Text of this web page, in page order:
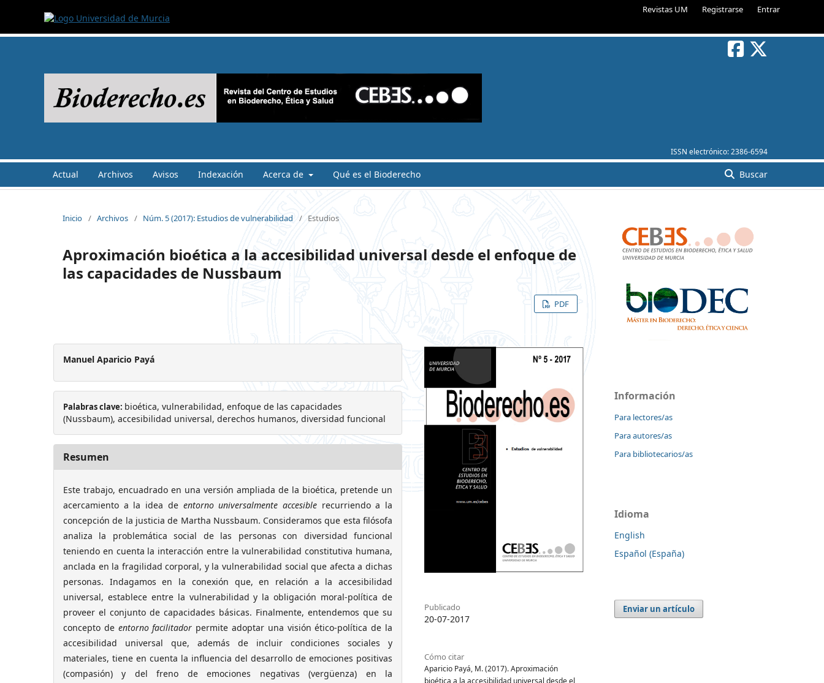
Revistas UM Registrarse Entrar
ISSN electrónico: 2386-6594
Actual Archivos Avisos Indexación Acerca de Qué es el Bioderecho Buscar
Inicio / Archivos / Núm. 5 (2017): Estudios de vulnerabilidad / Estudios
Aproximación bioética a la accesibilidad universal desde el enfoque de
las capacidades de Nussbaum
PDF
Manuel Aparicio Payá
Palabras clave: bioética, vulnerabilidad, enfoque de las capacidades
(Nussbaum), accesibilidad universal, derechos humanos, diversidad funcional
Resumen
Este trabajo, encuadrado en una versión ampliada de la bioética, pretende un
acercamiento a la idea de entorno universalmente accesiblerecurriendo a la
concepción de la justicia de Martha Nussbaum. Consideramos que esta filósofa
analiza la problemática social de las personas con diversidad funcional
teniendo en cuenta la interacción entre la vulnerabilidad constitutiva humana,
anclada en la fragilidad corporal, y la vulnerabilidad social que afecta a dichas
personas. Indagamos en la conexión que, en relación a la accesibilidad
universal, establece entre la vulnerabilidad y la obligación moral-política de
proveer el conjunto de capacidades básicas. Finalmente, entendemos que su
concepto de entorno facilitador permite adoptar una visión ético-política de la
accesibilidad universal que, además de incluir condiciones sociales y
materiales, tiene en cuenta la influencia del desarrollo de emociones positivas
(compasión) y del freno de emociones negativas (vergüenza) en la
Publicado
20-07-2017
Cómo citar
Aparicio Payá, M. (2017). Aproximación
bioética a la accesibilidad universal desde el
Información
Para lectores/as
Para autores/as
Para bibliotecarios/as
Idioma
English
Español (España)
Enviar un artículo